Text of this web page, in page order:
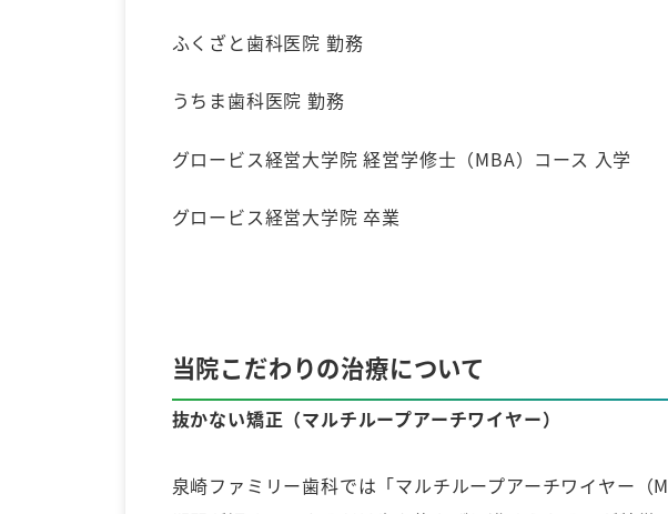
ふくざと歯科医院 勤務
うちま歯科医院 勤務
グロービス経営大学院 経営学修士（MBA）コース 入学
グロービス経営大学院 卒業
当院こだわりの治療について
抜かない矯正（マルチループアーチワイヤー）
泉崎ファミリー歯科では「マルチループアーチワイヤー